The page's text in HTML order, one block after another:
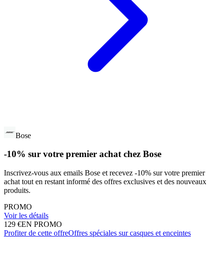
Bose
-10% sur votre premier achat chez Bose
Inscrivez-vous aux emails Bose et recevez -10% sur votre premier
achat tout en restant informé des offres exclusives et des nouveaux
produits.
PROMO
Voir les détails
129 €EN PROMO
Profiter de cette offreOffres spéciales sur casques et enceintes